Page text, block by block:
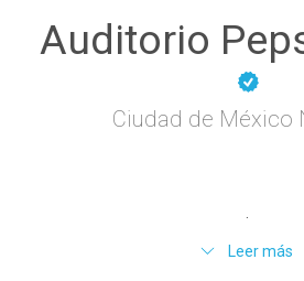
Auditorio
Ciudad de México
Leer más